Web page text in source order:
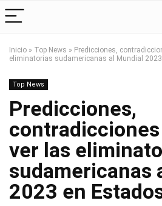
Inicio » Top News » Predicciones,
eliminatorias sudamericanas al Mundial
Top News
Predicciones,
ver las
sudamericanas
2023 en